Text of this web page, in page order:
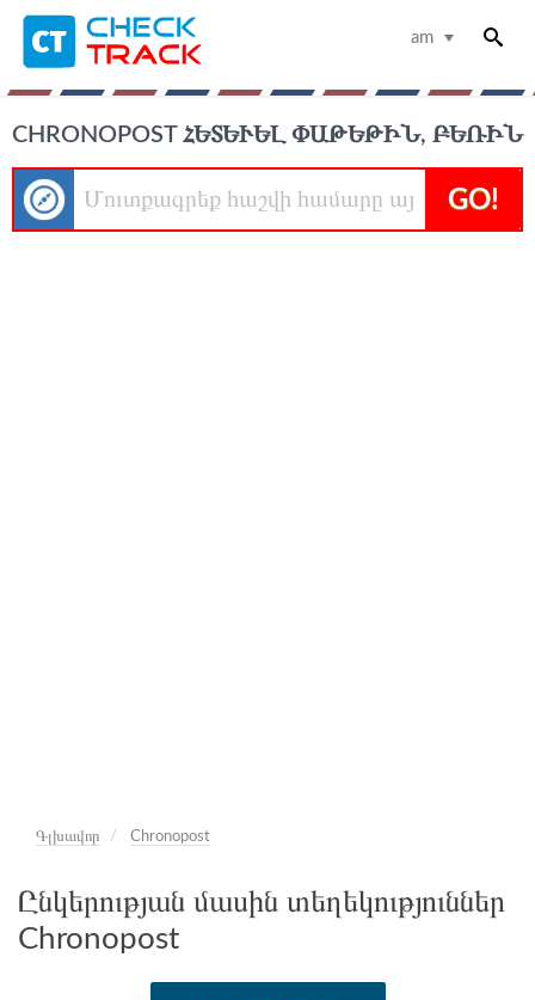
am
CHRONOPOST ՀԵՏԵՒԵԼ ՓԱԹԵԹԻՆ, ԲԵՌԻՆ
GO!
Գլխավոր Chronopost
Ընկերության մասին տեղեկություններ
Chronopost